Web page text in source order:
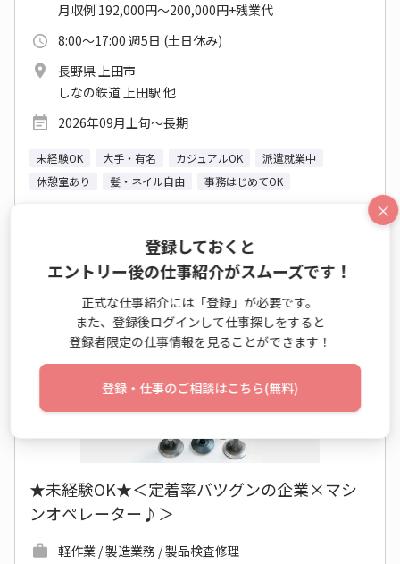
月収例 192,000円～200,000円+残業代
8:00～17:00 週5日 (土日休み)
長野県 上田市
しなの鉄道 上田駅 他
2026年09月上旬～長期
未経験OK 大手・有名 カジュアルOK
派遣就業中
休憩室あり
髪・ネイル自由 事務はじめてOK
仕事詳細
No：TS26-0576627
★未経験OK★＜定着率バツグンの企業×マシ
ンオペレーター♪＞
軽作業 / 製造業務 / 製品検査修理
×
登録しておくと
エントリー後の仕事紹介がスムーズです！
正式な仕事紹介には「登録」が必要です。
また、登録後ログインして仕事探しをすると
登録者限定の仕事情報を見ることができます！
登録・仕事のご相談はこちら(無料)